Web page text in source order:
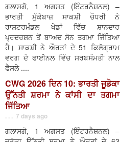
ਗਲਾਸਗੋ, 1 ਅਗਸਤ (ਇੰਟਰਨੈਸ਼ਨਲ) –
ਭਾਰਤੀ ਮੁੱਕੇਬਾਜ਼ ਸਾਕਸ਼ੀ ਚੌਧਰੀ ਨੇ
ਰਾਸ਼ਟਰਮੰਡਲ ਖੇਡਾਂ ਵਿੱਚ ਸ਼ਾਨਦਾਰ
ਪ੍ਰਦਰਸ਼ਨ ਤੋਂ ਬਾਅਦ ਸੋਨ ਤਗਮਾ ਜਿੱਤਿਆ
ਹੈ। ਸਾਕਸ਼ੀ ਨੇ ਔਰਤਾਂ ਦੇ 51 ਕਿਲੋਗ੍ਰਾਮ
ਵਰਗ ਦੇ ਫਾਈਨਲ ਵਿੱਚ ਸਰਬਸੰਮਤੀ ਨਾਲ
ਫੈਸਲੇ ....
CWG 2026 ਦਿਨ 10: ਭਾਰਤੀ ਜੂਡੋਕਾ
ਉੱਨਤੀ ਸ਼ਰਮਾ ਨੇ ਕਾਂਸੀ ਦਾ ਤਗਮਾ
ਜਿੱਤਿਆ
. . . 7 days ago
ਗਲਾਸਗੋ, 1 ਅਗਸਤ (ਇੰਟਰਨੈਸ਼ਨਲ) –